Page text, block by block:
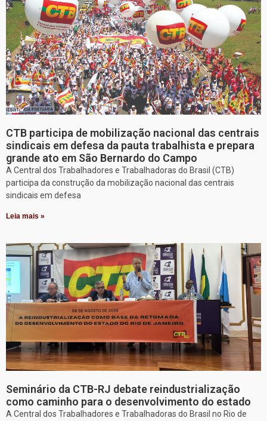
CTB participa de mobilização nacional das centrais
sindicais em defesa da pauta trabalhista e prepara
grande ato em São Bernardo do Campo
A Central dos Trabalhadores e Trabalhadoras do Brasil (CTB)
participa da construção da mobilização nacional das centrais
sindicais em defesa
Leia mais »
Seminário da CTB-RJ debate reindustrialização
como caminho para o desenvolvimento do estado
A Central dos Trabalhadores e Trabalhadoras do Brasil no Rio de